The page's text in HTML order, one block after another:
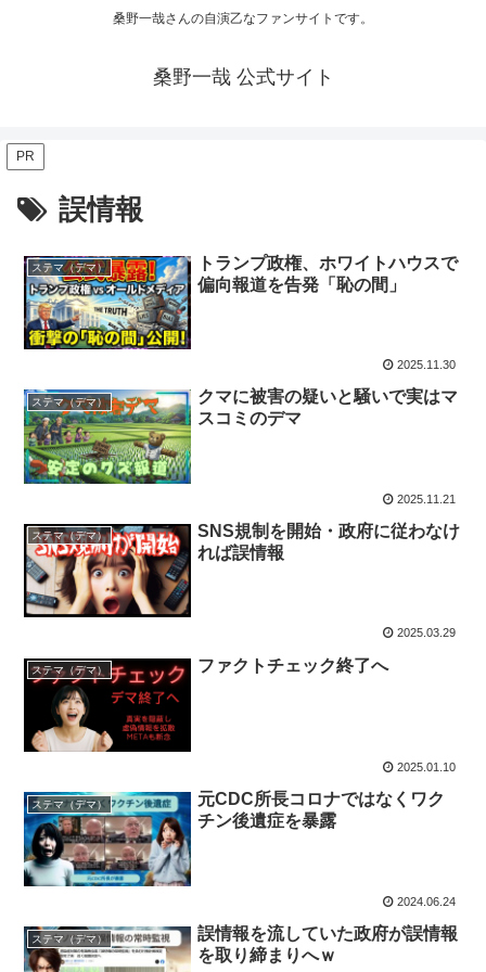
桑野一哉さんの自演乙なファンサイトです。
桑野一哉 公式サイト
PR
誤情報
ステマ（デマ）
トランプ政権、ホワイトハウスで
偏向報道を告発「恥の間」
2025.11.30
ステマ（デマ）
クマに被害の疑いと騒いで実はマ
スコミのデマ
2025.11.21
ステマ（デマ）
SNS規制を開始・政府に従わなけ
れば誤情報
2025.03.29
ステマ（デマ） ファクトチェック終了へ
2025.01.10
ステマ（デマ）
元CDC所長コロナではなくワク
チン後遺症を暴露
2024.06.24
ステマ（デマ）
誤情報を流していた政府が誤情報
を取り締まりへｗ